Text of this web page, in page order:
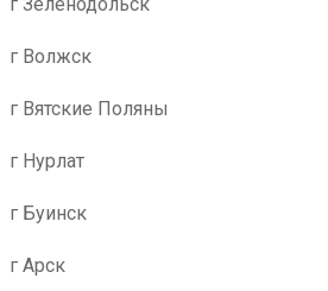
г Волжск
г Вятские Поляны
г Нурлат
г Буинск
г Арск